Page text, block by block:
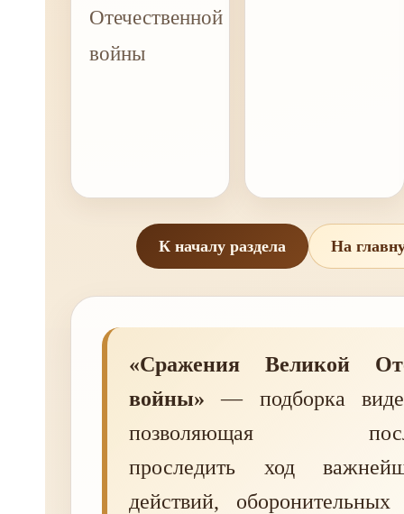
Отечественной
войны
К началу раздела На
«Сражения Великой
войны» — подборка
позволяющая
проследить ход
действий,